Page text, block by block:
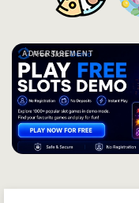
ADVERTISEMENT